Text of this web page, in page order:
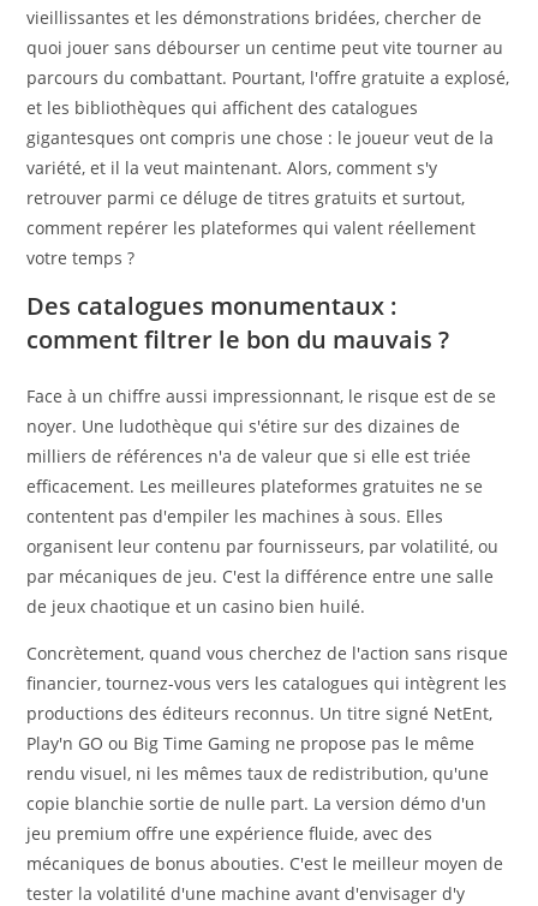
vieillissantes et les démonstrations bridées, chercher de
quoi jouer sans débourser un centime peut vite tourner au
parcours du combattant. Pourtant, l'offre gratuite a explosé,
et les bibliothèques qui affichent des catalogues
gigantesques ont compris une chose : le joueur veut de la
variété, et il la veut maintenant. Alors, comment s'y
retrouver parmi ce déluge de titres gratuits et surtout,
comment repérer les plateformes qui valent réellement
votre temps ?
Des catalogues monumentaux :
comment filtrer le bon du mauvais ?
Face à un chiffre aussi impressionnant, le risque est de se
noyer. Une ludothèque qui s'étire sur des dizaines de
milliers de références n'a de valeur que si elle est triée
efficacement. Les meilleures plateformes gratuites ne se
contentent pas d'empiler les machines à sous. Elles
organisent leur contenu par fournisseurs, par volatilité, ou
par mécaniques de jeu. C'est la différence entre une salle
de jeux chaotique et un casino bien huilé.
Concrètement, quand vous cherchez de l'action sans risque
financier, tournez-vous vers les catalogues qui intègrent les
productions des éditeurs reconnus. Un titre signé NetEnt,
Play'n GO ou Big Time Gaming ne propose pas le même
rendu visuel, ni les mêmes taux de redistribution, qu'une
copie blanchie sortie de nulle part. La version démo d'un
jeu premium offre une expérience fluide, avec des
mécaniques de bonus abouties. C'est le meilleur moyen de
tester la volatilité d'une machine avant d'envisager d'y